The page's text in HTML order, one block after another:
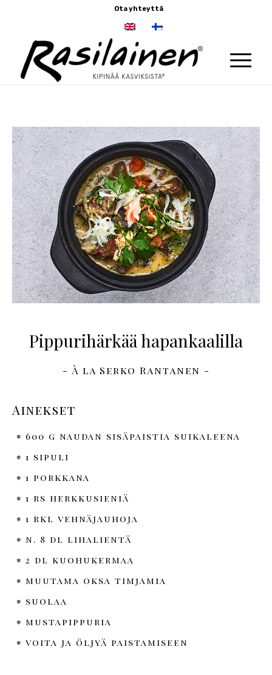
Ota yhteyttä
Pippurihärkää hapankaalilla
- À la Serko Rantanen -
Ainekset
600 g naudan sisäpaistia suikaleena
1 sipuli
1 porkkana
1 rs herkkusieniä
1 rkl vehnäjauhoja
n. 8 dl lihalientä
2 dl kuohukermaa
muutama oksa timjamia
suolaa
mustapippuria
voita ja öljyä paistamiseen